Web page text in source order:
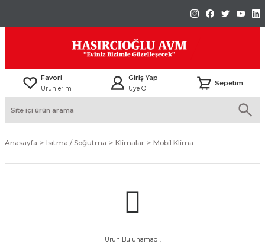
Favori
Ürünlerim
Giriş Yap
Üye Ol
Sepetim
Anasayfa Isıtma / Soğutma Klimalar Mobil Klima
Ürün Bulunamadı.